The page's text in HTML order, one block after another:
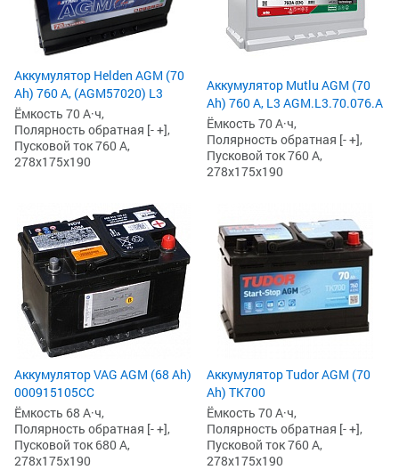
Аккумулятор Helden AGM (70
Ah) 760 А, (AGM57020) L3
Ёмкость 70 А·ч,
Полярность обратная [- +],
Пусковой ток 760 А,
278x175x190
Аккумулятор Mutlu AGM (70
Ah) 760 А, L3 AGM.L3.70.076.A
Ёмкость 70 А·ч,
Полярность обратная [- +],
Пусковой ток 760 А,
278x175x190
Аккумулятор VAG AGM (68 Ah)
000915105CC
Ёмкость 68 А·ч,
Полярность обратная [- +],
Пусковой ток 680 А,
278x175x190
Аккумулятор Tudor AGM (70
Ah) TK700
Ёмкость 70 А·ч,
Полярность обратная [- +],
Пусковой ток 760 А,
278x175x190